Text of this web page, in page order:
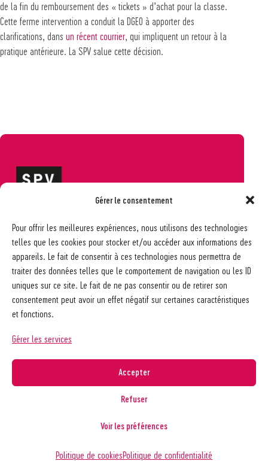
Gérer le consentement
Pour offrir les meilleures expériences, nous utilisons des technologies
telles que les cookies pour stocker et/ou accéder aux informations des
appareils. Le fait de consentir à ces technologies nous permettra de
traiter des données telles que le comportement de navigation ou les ID
uniques sur ce site. Le fait de ne pas consentir ou de retirer son
consentement peut avoir un effet négatif sur certaines caractéristiques
et fonctions.
Gérer les services
Accepter
Refuser
Voir les préférences
Politique de cookiesPolitique de confidentialité
de la fin du remboursement des « tickets » d’achat pour la classe.
Cette ferme intervention a conduit la DGEO à apporter des
clarifications, dans un récent courrier, qui impliquent un retour à la
pratique antérieure. La SPV salue cette décision.
Ch. des Allinges 2
1006 Lausanne
021 617 65 59
info@spv-vd.ch
FAQ
Les associations
Nos guides pratiques
agence web troisdeuxun.ch